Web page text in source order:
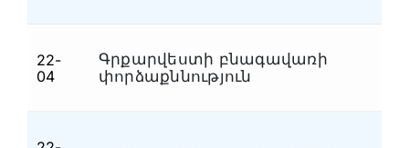
22-
04
Գրքարվեստի բնագավառի
փորձաքննություն